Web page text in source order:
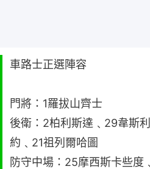
車路士正選陣容
門將：1羅拔山齊士
後衛：2柏利斯達﹑29韋斯
約﹑21祖列爾哈圖
防守中場：25摩西斯卡些度